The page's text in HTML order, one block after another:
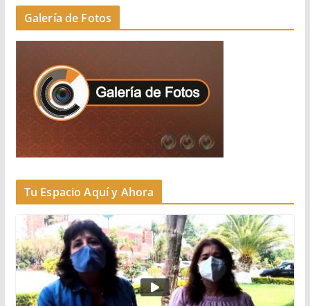
Galería de Fotos
Tu Espacio Aquí y Ahora